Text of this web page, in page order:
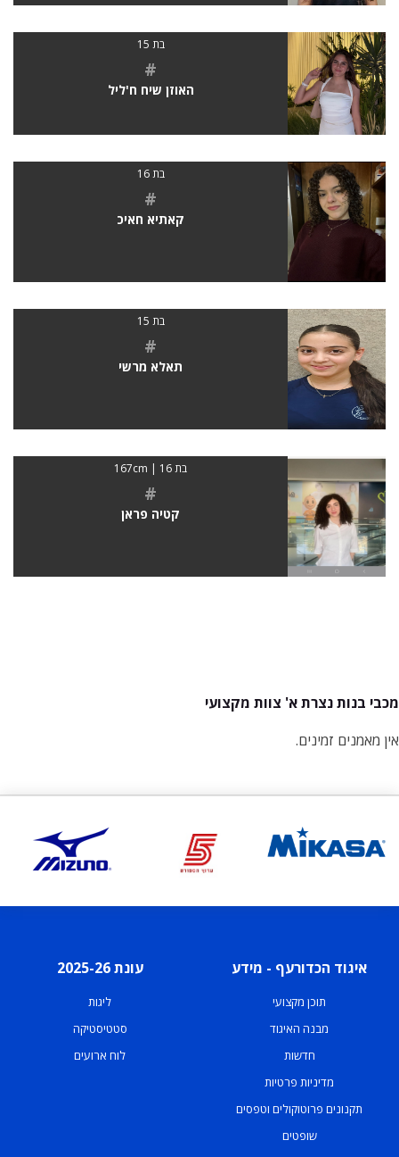
בת 15
#
האוזן שיח ח'ליל
בת 16
#
קאתיא חאיכ
בת 15
#
תאלא מרשי
בת 16 | 167cm
#
קטיה פראן
מכבי בנות נצרת א' צוות מקצועי
אין מאמנים זמינים.
איגוד הכדורעף - מידע
תוכן מקצועי
מבנה האיגוד
חדשות
מדיניות פרטיות
תקנונים פרוטוקולים וטפסים
שופטים
עונת 2025-26
ליגות
סטטיסטיקה
לוח ארועים